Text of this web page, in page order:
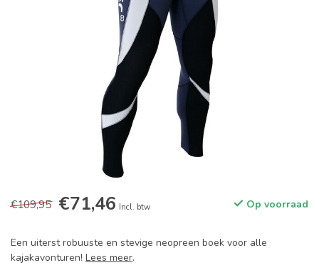
€109,95 €71,46 Incl. btw Op voorraad
Een uiterst robuuste en stevige neopreen boek voor alle
kajakavonturen! Lees meer.